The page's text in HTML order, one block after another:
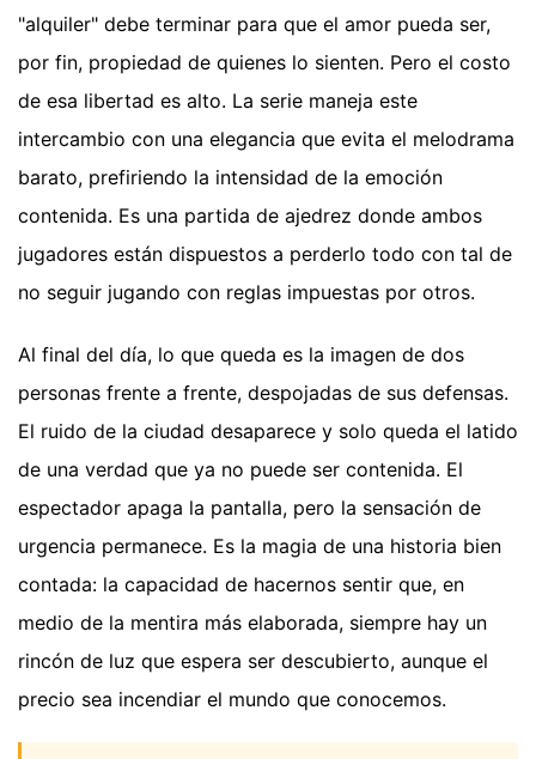
"alquiler" debe terminar para que el amor pueda ser,
por fin, propiedad de quienes lo sienten. Pero el costo
de esa libertad es alto. La serie maneja este
intercambio con una elegancia que evita el melodrama
barato, prefiriendo la intensidad de la emoción
contenida. Es una partida de ajedrez donde ambos
jugadores están dispuestos a perderlo todo con tal de
no seguir jugando con reglas impuestas por otros.
Al final del día, lo que queda es la imagen de dos
personas frente a frente, despojadas de sus defensas.
El ruido de la ciudad desaparece y solo queda el latido
de una verdad que ya no puede ser contenida. El
espectador apaga la pantalla, pero la sensación de
urgencia permanece. Es la magia de una historia bien
contada: la capacidad de hacernos sentir que, en
medio de la mentira más elaborada, siempre hay un
rincón de luz que espera ser descubierto, aunque el
precio sea incendiar el mundo que conocemos.